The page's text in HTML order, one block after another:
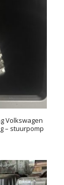
Volkswagen
– stuurpomp